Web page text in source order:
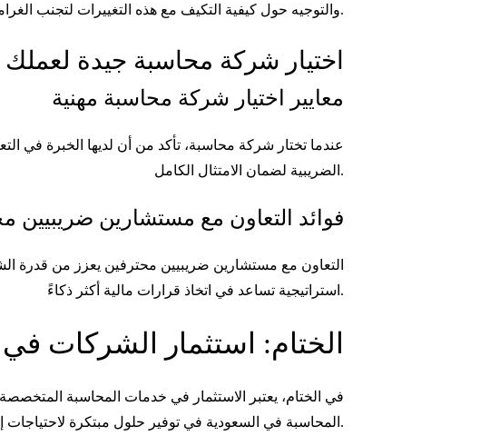
والتوجيه حول كيفية التكيف مع هذه التغييرات لتجنب الغرامات والعواقب المالية.
اختيار شركة محاسبة جيدة لعملك
معايير اختيار شركة محاسبة مهنية
عندما تختار شركة محاسبة، تأكد من أن لديها الخبرة في
الضريبية لضمان الامتثال الكامل.
فوائد التعاون مع مستشارين ضريبيين
التعاون مع مستشارين ضريبيين محترفين يعزز من قدرة
استراتيجية تساعد في اتخاذ قرارات مالية أكثر ذكاءً.
الختام: استثمار الشركات
في الختام، يعتبر الاستثمار في خدمات المحاسبة
المحاسبة في السعودية في توفير حلول مبتكرة لاحتياجات إدارة الضرائب، مما يساعد الشركات على تحسين أدائها المالي وتقليل التكاليف.